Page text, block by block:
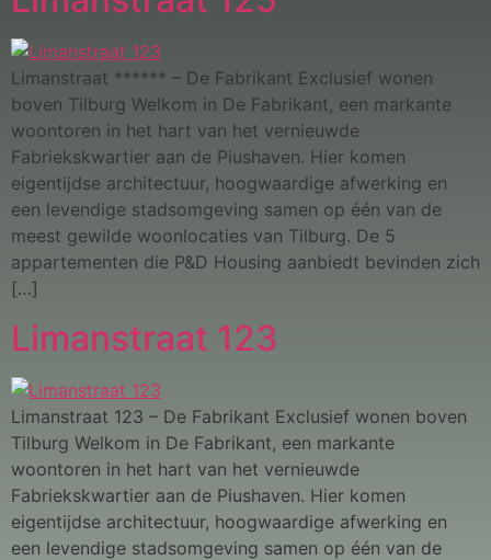
Limanstraat ****** – De Fabrikant Exclusief wonen
boven Tilburg Welkom in De Fabrikant, een markante
woontoren in het hart van het vernieuwde
Fabriekskwartier aan de Piushaven. Hier komen
eigentijdse architectuur, hoogwaardige afwerking en
een levendige stadsomgeving samen op één van de
meest gewilde woonlocaties van Tilburg. De 5
appartementen die P&D Housing aanbiedt bevinden zich
[…]
Limanstraat 123
Limanstraat 123 – De Fabrikant Exclusief wonen boven
Tilburg Welkom in De Fabrikant, een markante
woontoren in het hart van het vernieuwde
Fabriekskwartier aan de Piushaven. Hier komen
eigentijdse architectuur, hoogwaardige afwerking en
een levendige stadsomgeving samen op één van de